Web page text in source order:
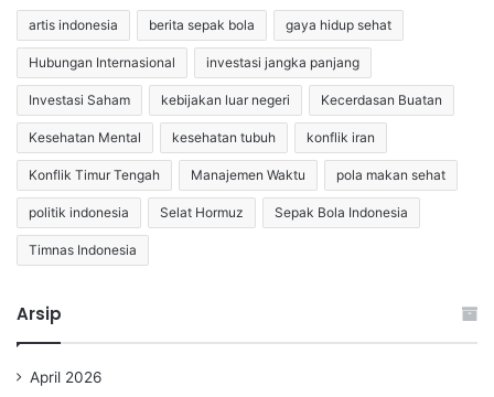
artis indonesia berita sepak bola gaya hidup sehat
Hubungan Internasional investasi jangka panjang
Investasi Saham kebijakan luar negeri Kecerdasan Buatan
Kesehatan Mental kesehatan tubuh konflik iran
Konflik Timur Tengah Manajemen Waktu pola makan sehat
politik indonesia Selat Hormuz Sepak Bola Indonesia
Timnas Indonesia
Arsip
April 2026